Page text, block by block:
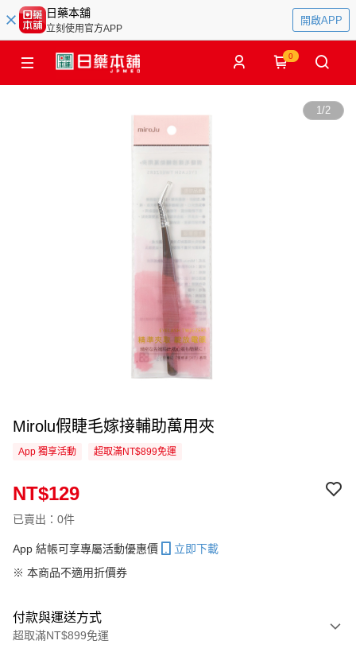
日藥本舖
立刻使用官方APP
開啟APP
0
1/2
Mirolu假睫毛嫁接輔助萬用夾
App 獨享活動 超取滿NT$899免運
NT$129
已賣出：0件
App 結帳可享專屬活動優惠價
立即下載
※ 本商品不適用折價券
付款與運送方式
超取滿NT$899免運